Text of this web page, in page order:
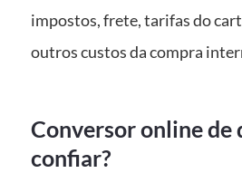
impostos, frete, tarifas do
outros custos da compra
Conversor online de
confiar?